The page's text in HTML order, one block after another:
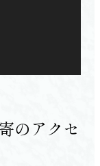
のアクセ